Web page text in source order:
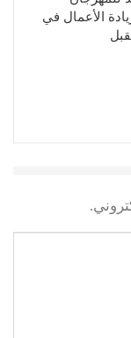
الأعمال في